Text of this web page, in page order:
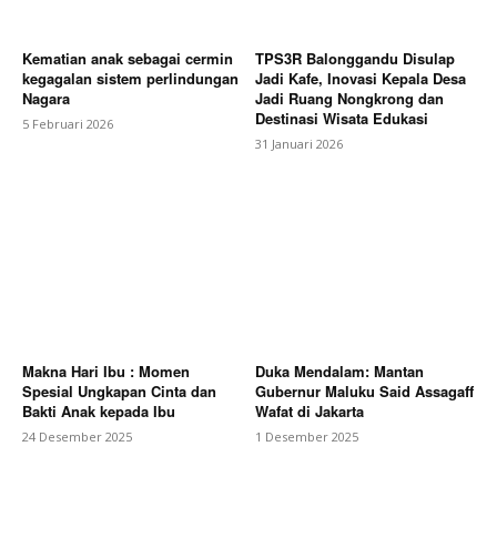
Kematian anak sebagai cermin
kegagalan sistem perlindungan
Nagara
5 Februari 2026
TPS3R Balonggandu Disulap
Jadi Kafe, Inovasi Kepala Desa
Jadi Ruang Nongkrong dan
Destinasi Wisata Edukasi
31 Januari 2026
Makna Hari Ibu : Momen
Spesial Ungkapan Cinta dan
Bakti Anak kepada Ibu
24 Desember 2025
Duka Mendalam: Mantan
Gubernur Maluku Said Assagaff
Wafat di Jakarta
1 Desember 2025